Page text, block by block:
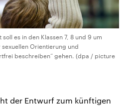
es in den Klassen 7, 8 und 9 um
sexuellen Orientierung und
beschreiben“ gehen. (dpa / picture
der Entwurf zum künftigen